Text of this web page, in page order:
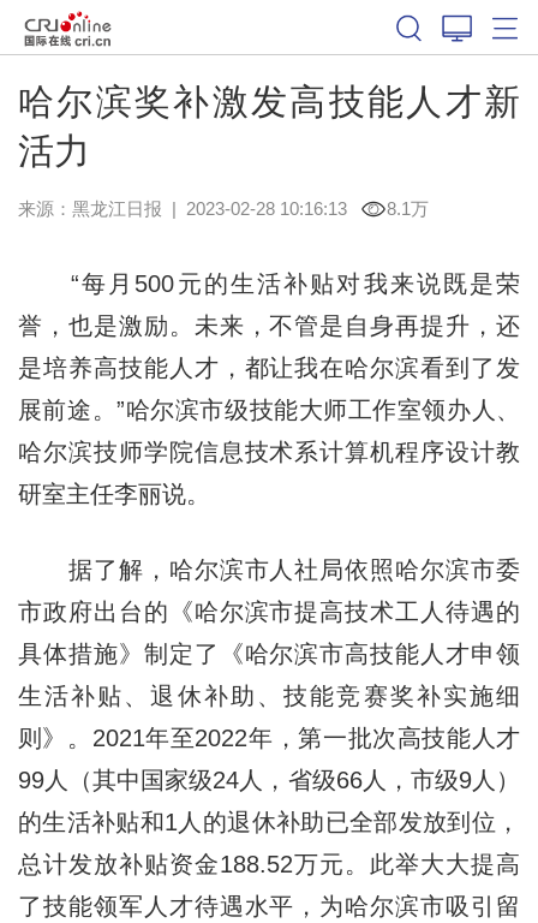
哈尔滨奖补激发高技能人才新
活力
来源： 黑龙江日报 | 2023-02-28 10:16:13 8.1万
“每月500元的生活补贴对我来说既是荣
誉，也是激励。未来，不管是自身再提升，还
是培养高技能人才，都让我在哈尔滨看到了发
展前途。”哈尔滨市级技能大师工作室领办人、
哈尔滨技师学院信息技术系计算机程序设计教
研室主任李丽说。
据了解，哈尔滨市人社局依照哈尔滨市委
市政府出台的《哈尔滨市提高技术工人待遇的
具体措施》制定了《哈尔滨市高技能人才申领
生活补贴、退休补助、技能竞赛奖补实施细
则》。2021年至2022年，第一批次高技能人才
99人（其中国家级24人，省级66人，市级9人）
的生活补贴和1人的退休补助已全部发放到位，
总计发放补贴资金188.52万元。此举大大提高
了技能领军人才待遇水平，为哈尔滨市吸引留